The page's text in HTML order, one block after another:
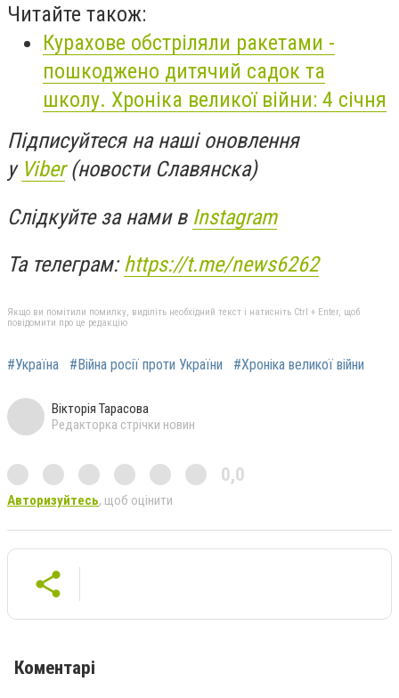
Читайте також:
Курахове обстріляли ракетами -
пошкоджено дитячий садок та
школу. Хроніка великої війни: 4 січня
Підписуйтеся на наші оновлення
у Viber(новости Славянска)
Слідкуйте за нами в Instagram
Та телеграм:https://t.me/news6262
Якщо ви помітили помилку, виділіть необхідний текст і натисніть Ctrl + Enter, щоб
повідомити про це редакцію
#Україна #Війна росії проти України #Хроніка великої війни
Вікторія Тарасова
Редакторка стрічки новин
0,0
Авторизуйтесь, щоб оцінити
Коментарі